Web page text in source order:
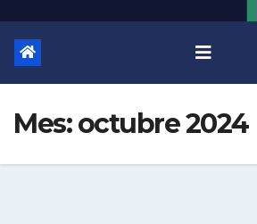
Mes:octubre 2024